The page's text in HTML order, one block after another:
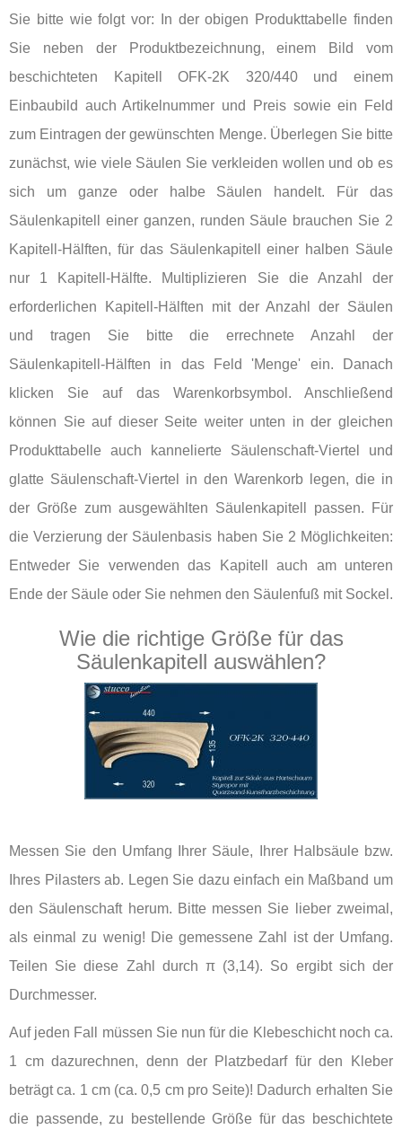
Sie bitte wie folgt vor: In der obigen Produkttabelle finden
Sie neben der Produktbezeichnung, einem Bild vom
beschichteten Kapitell OFK-2K 320/440 und einem
Einbaubild auch Artikelnummer und Preis sowie ein Feld
zum Eintragen der gewünschten Menge. Überlegen Sie bitte
zunächst, wie viele Säulen Sie verkleiden wollen und ob es
sich um ganze oder halbe Säulen handelt. Für das
Säulenkapitell einer ganzen, runden Säule brauchen Sie 2
Kapitell-Hälften, für das Säulenkapitell einer halben Säule
nur 1 Kapitell-Hälfte. Multiplizieren Sie die Anzahl der
erforderlichen Kapitell-Hälften mit der Anzahl der Säulen
und tragen Sie bitte die errechnete Anzahl der
Säulenkapitell-Hälften in das Feld 'Menge' ein. Danach
klicken Sie auf das Warenkorbsymbol. Anschließend
können Sie auf dieser Seite weiter unten in der gleichen
Produkttabelle auch kannelierte Säulenschaft-Viertel und
glatte Säulenschaft-Viertel in den Warenkorb legen, die in
der Größe zum ausgewählten Säulenkapitell passen. Für
die Verzierung der Säulenbasis haben Sie 2 Möglichkeiten:
Entweder Sie verwenden das Kapitell auch am unteren
Ende der Säule oder Sie nehmen den Säulenfuß mit Sockel.
Wie die richtige Größe für das
Säulenkapitell auswählen?
Messen Sie den Umfang Ihrer Säule, Ihrer Halbsäule bzw.
Ihres Pilasters ab. Legen Sie dazu einfach ein Maßband um
den Säulenschaft herum. Bitte messen Sie lieber zweimal,
als einmal zu wenig! Die gemessene Zahl ist der Umfang.
Teilen Sie diese Zahl durch π (3,14). So ergibt sich der
Durchmesser.
Auf jeden Fall müssen Sie nun für die Klebeschicht noch ca.
1 cm dazurechnen, denn der Platzbedarf für den Kleber
beträgt ca. 1 cm (ca. 0,5 cm pro Seite)! Dadurch erhalten Sie
die passende, zu bestellende Größe für das beschichtete